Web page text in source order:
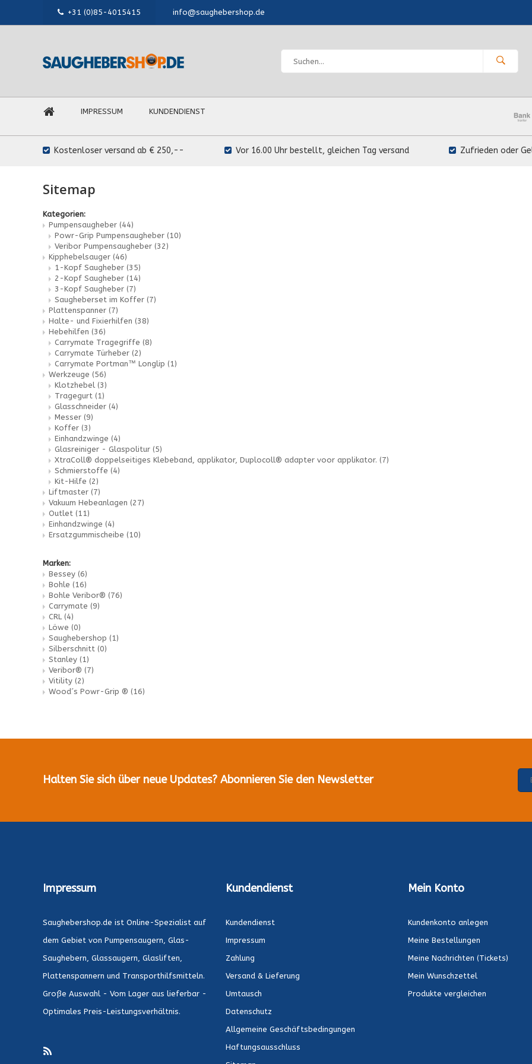
+31 (0)85-4015415 info@saughebershop.de
IMPRESSUM KUNDENDIENST
Kostenloser versand ab € 250,-- Vor 16.00 Uhr bestellt, gleichen Tag versand Zufrieden oder
Sitemap
Kategorien:
Pumpensaugheber (44)
Powr-Grip Pumpensaugheber (10)
Veribor Pumpensaugheber (32)
Kipphebelsauger (46)
1-Kopf Saugheber (35)
2-Kopf Saugheber (14)
3-Kopf Saugheber (7)
Saugheberset im Koffer (7)
Plattenspanner (7)
Halte- und Fixierhilfen (38)
Hebehilfen (36)
Carrymate Tragegriffe (8)
Carrymate Türheber (2)
Carrymate Portman™ Longlip (1)
Werkzeuge (56)
Klotzhebel (3)
Tragegurt (1)
Glasschneider (4)
Messer (9)
Koffer (3)
Einhandzwinge (4)
Glasreiniger - Glaspolitur (5)
XtraColl® doppelseitiges Klebeband, applikator, Duplocoll® adapter voor applikator. (7)
Schmierstoffe (4)
Kit-Hilfe (2)
Liftmaster (7)
Vakuum Hebeanlagen (27)
Outlet (11)
Einhandzwinge (4)
Ersatzgummischeibe (10)
Marken:
Bessey (6)
Bohle (16)
Bohle Veribor® (76)
Carrymate (9)
CRL (4)
Löwe (0)
Saughebershop (1)
Silberschnitt (0)
Stanley (1)
Veribor® (7)
Vitility (2)
Wood´s Powr-Grip ® (16)
Halten Sie sich über neue Updates? Abonnieren Sie den Newsletter
Impressum
Saughebershop.de ist Online-Spezialist auf
dem Gebiet von Pumpensaugern, Glas-
Saughebern, Glassaugern, Glasliften,
Plattenspannern und Transporthilfsmitteln.
Große Auswahl - Vom Lager aus lieferbar -
Optimales Preis-Leistungsverhältnis.
Kundendienst
Kundendienst
Impressum
Zahlung
Versand & Lieferung
Umtausch
Datenschutz
Allgemeine Geschäftsbedingungen
Haftungsausschluss
Mein Konto
Kundenkonto anlegen
Meine Bestellungen
Meine Nachrichten (Tickets)
Mein Wunschzettel
Produkte vergleichen